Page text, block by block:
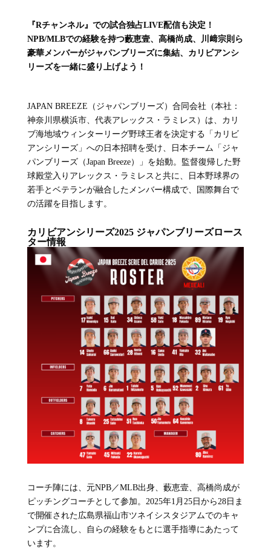
『Rチャンネル』での試合独占LIVE配信も決定！
NPB/MLBでの経験を持つ藪恵壹、高橋尚成、川﨑宗則ら
豪華メンバーがジャパンブリーズに集結、カリビアンシ
リーズを一緒に盛り上げよう！
JAPAN BREEZE（ジャパンブリーズ）合同会社（本社：
神奈川県横浜市、代表アレックス・ラミレス）は、カリ
ブ海地域ウィンターリーグ野球王者を決定する「カリビ
アンシリーズ」への日本招聘を受け、日本チーム「ジャ
パンブリーズ（Japan Breeze）」を始動。監督復帰した野
球殿堂入りアレックス・ラミレスと共に、日本野球界の
若手とベテランが融合したメンバー構成で、国際舞台で
の活躍を目指します。
カリビアンシリーズ2025 ジャパンブリーズロース
ター情報
コーチ陣には、元NPB／MLB出身、藪恵壹、高橋尚成が
ピッチングコーチとして参加。2025年1月25日から28日ま
で開催された広島県福山市ツネイシスタジアムでのキャ
ンプに合流し、自らの経験をもとに選手指導にあたって
います。